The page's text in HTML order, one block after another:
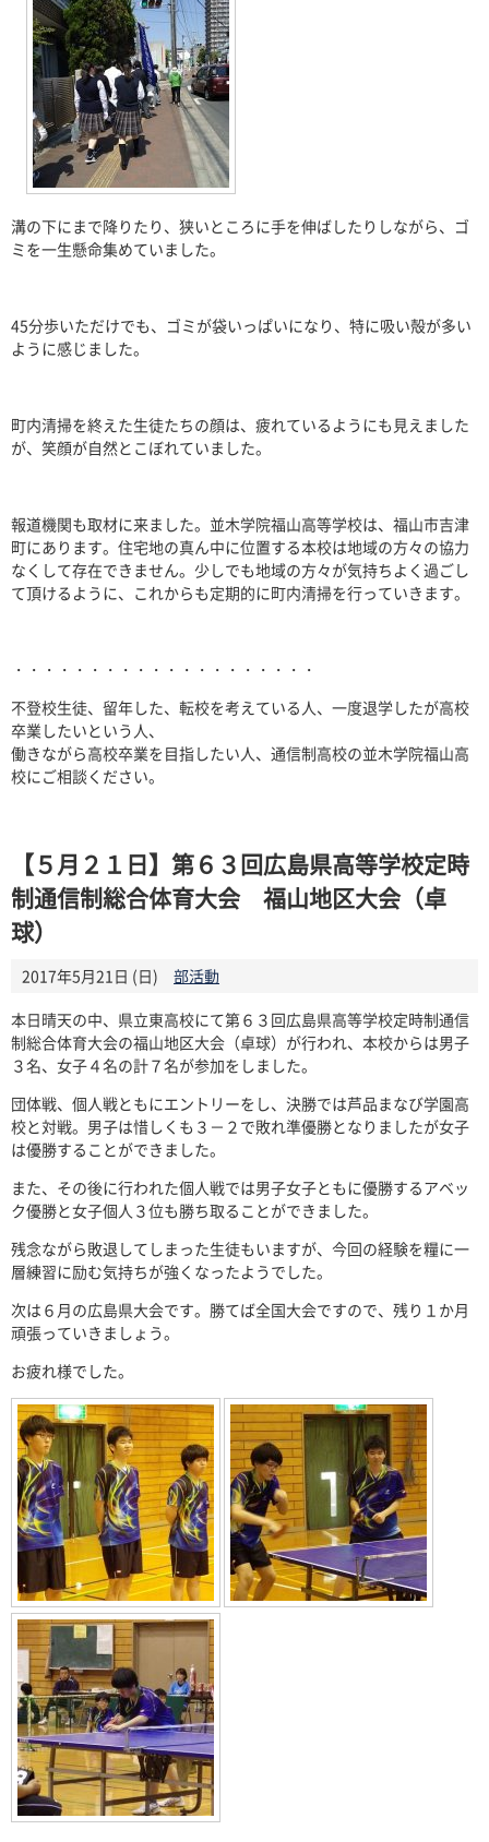
溝の下にまで降りたり、狭いところに手を伸ばしたりしながら、ゴ
ミを一生懸命集めていました。
45分歩いただけでも、ゴミが袋いっぱいになり、特に吸い殻が多い
ように感じました。
町内清掃を終えた生徒たちの顔は、疲れているようにも見えました
が、笑顔が自然とこぼれていました。
報道機関も取材に来ました。並木学院福山高等学校は、福山市吉津
町にあります。住宅地の真ん中に位置する本校は地域の方々の協力
なくして存在できません。少しでも地域の方々が気持ちよく過ごし
て頂けるように、これからも定期的に町内清掃を行っていきます。
・・・・・・・・・・・・・・・・・・・・
不登校生徒、留年した、転校を考えている人、一度退学したが高校
卒業したいという人、
働きながら高校卒業を目指したい人、通信制高校の並木学院福山高
校にご相談ください。
【５月２１日】第６３回広島県高等学校定時
制通信制総合体育大会 福山地区大会（卓
球）
2017年5月21日 (日)
部活動
本日晴天の中、県立東高校にて第６３回広島県高等学校定時制通信
制総合体育大会の福山地区大会（卓球）が行われ、本校からは男子
３名、女子４名の計７名が参加をしました。
団体戦、個人戦ともにエントリーをし、決勝では芦品まなび学園高
校と対戦。男子は惜しくも３－２で敗れ準優勝となりましたが女子
は優勝することができました。
また、その後に行われた個人戦では男子女子ともに優勝するアベッ
ク優勝と女子個人３位も勝ち取ることができました。
残念ながら敗退してしまった生徒もいますが、今回の経験を糧に一
層練習に励む気持ちが強くなったようでした。
次は６月の広島県大会です。勝てば全国大会ですので、残り１か月
頑張っていきましょう。
お疲れ様でした。